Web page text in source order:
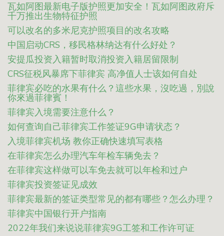
瓦如阿图最新电子版护照更加安全！瓦如阿图政府斥
千万推出生物特征护照
可以改名的多米尼克护照项目的改名攻略
中国启动CRS，移民格林纳达有什么好处？
安提瓜投资入籍暂时取消投资入籍居留限制
CRS征税风暴席下菲律宾 高净值人士该如何自处
菲律宾必吃的水果有什么？這些水果，沒吃過，別說
你來過菲律賓！
菲律宾入境需要注意什么？
如何查询自己菲律宾工作签证9G申请状态？
入境菲律宾机场 教你正确快速填写表格
在菲律宾怎么办理汽车年检车辆免去？
在菲律宾这样做可以车免去就可以年检和过户
菲律宾投资签证见成效
菲律宾最新的签证类型常见的都有哪些？怎么办理？
菲律宾中国银行开户指南
2022年我们来说说菲律宾9G工签和工作许可证